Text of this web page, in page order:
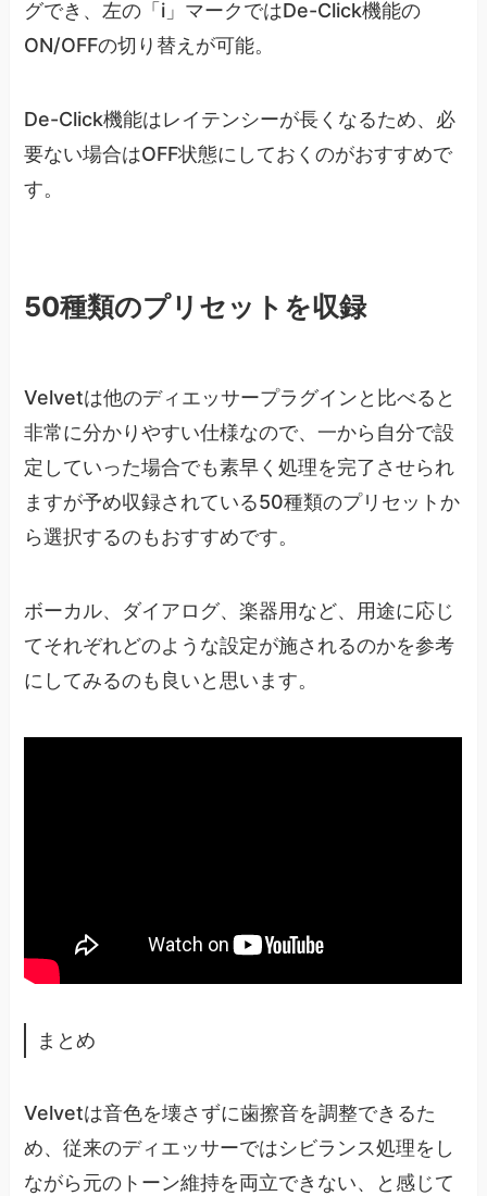
グでき、左の「i」マークではDe-Click機能の
ON/OFFの切り替えが可能。
De-Click機能はレイテンシーが長くなるため、必
要ない場合はOFF状態にしておくのがおすすめで
す。
50種類のプリセットを収録
Velvetは他のディエッサープラグインと比べると
非常に分かりやすい仕様なので、一から自分で設
定していった場合でも素早く処理を完了させられ
ますが予め収録されている50種類のプリセットか
ら選択するのもおすすめです。
ボーカル、ダイアログ、楽器用など、用途に応じ
てそれぞれどのような設定が施されるのかを参考
にしてみるのも良いと思います。
まとめ
Velvetは音色を壊さずに歯擦音を調整できるた
め、従来のディエッサーではシビランス処理をし
ながら元のトーン維持を両立できない、と感じて